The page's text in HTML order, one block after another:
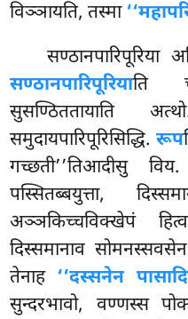
विञ्ञायति, तस्मा
सण्ठानपारिपूरिया
सण्ठानपारिपूरियाति च
सुसण्ठिततायाति
समुदायपारिपूरिसिद्धि. रूप
गच्छती’’तिआदीसु विय.
पस्सितब्बयुत्ता,
अञ्ञकिच्चविक्खेपं
दिस्समानाव
तेनाह ‘‘दस्सनेन
सुन्दरभावो, वण्णस्स